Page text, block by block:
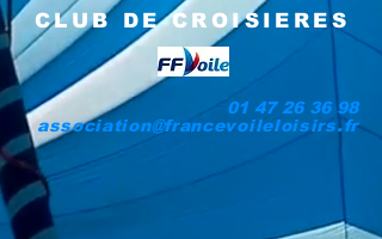
CLUB DE CROISIERES
01 47 26 36 98
association@francevoileloisirs.fr